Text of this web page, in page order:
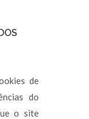
de
do
o site